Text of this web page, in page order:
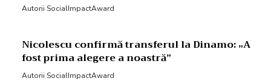
Autorii SocialImpactAward
Nicolescu confirmă transferul la Dinamo: „A
fost prima alegere a noastră”
Autorii SocialImpactAward